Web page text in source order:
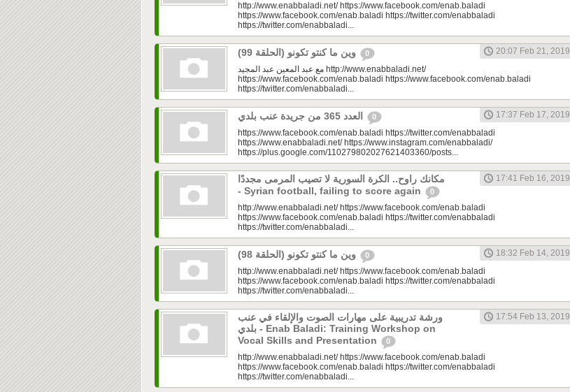
http://www.enabbaladi.net/ https://www.facebook.com/enab.baladi
https://www.facebook.com/enab.baladi https://twitter.com/enabbaladi
https://twitter.com/enabbaladi...
0
20:07 Feb 21, 2019
مع عبد المعين عبد المجيد http://www.enabbaladi.net/
https://www.facebook.com/enab.baladi https://www.facebook.com/enab.baladi
https://twitter.com/enabbaladi...
0
17:37 Feb 17, 2019
https://www.facebook.com/enab.baladi https://twitter.com/enabbaladi
https://www.enabbaladi.net/ https://www.instagram.com/enabbaladi/
https://plus.google.com/110279802027621403360/posts...
مكانك راوح.. الكرة السورية لا تصيب المرمى مجددًا
- Syrian football, failing to score again
0
17:41 Feb 16, 2019
http://www.enabbaladi.net/ https://www.facebook.com/enab.baladi
https://www.facebook.com/enab.baladi https://twitter.com/enabbaladi
https://twitter.com/enabbaladi...
0
18:32 Feb 14, 2019
http://www.enabbaladi.net/ https://www.facebook.com/enab.baladi
https://www.facebook.com/enab.baladi https://twitter.com/enabbaladi
https://twitter.com/enabbaladi...
ورشة تدريبية على مهارات الصوت والإلقاء في عنب
بلدي - Enab Baladi: Training Workshop on
Vocal Skills and Presentation
0
17:54 Feb 13, 2019
http://www.enabbaladi.net/ https://www.facebook.com/enab.baladi
https://www.facebook.com/enab.baladi https://twitter.com/enabbaladi
https://twitter.com/enabbaladi...